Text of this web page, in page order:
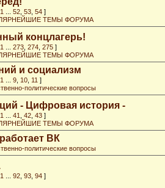
1 52 53 54 ]
ТЕМЫ ФОРУМА
концлагерь!
1 273 274 275 ]
ТЕМЫ ФОРУМА
и социализм
1 9 10 11 ]
политические вопросы
- Цифровая история -
1 41 42 43 ]
ТЕМЫ ФОРУМА
ВК
политические вопросы
1 92 93 94 ]